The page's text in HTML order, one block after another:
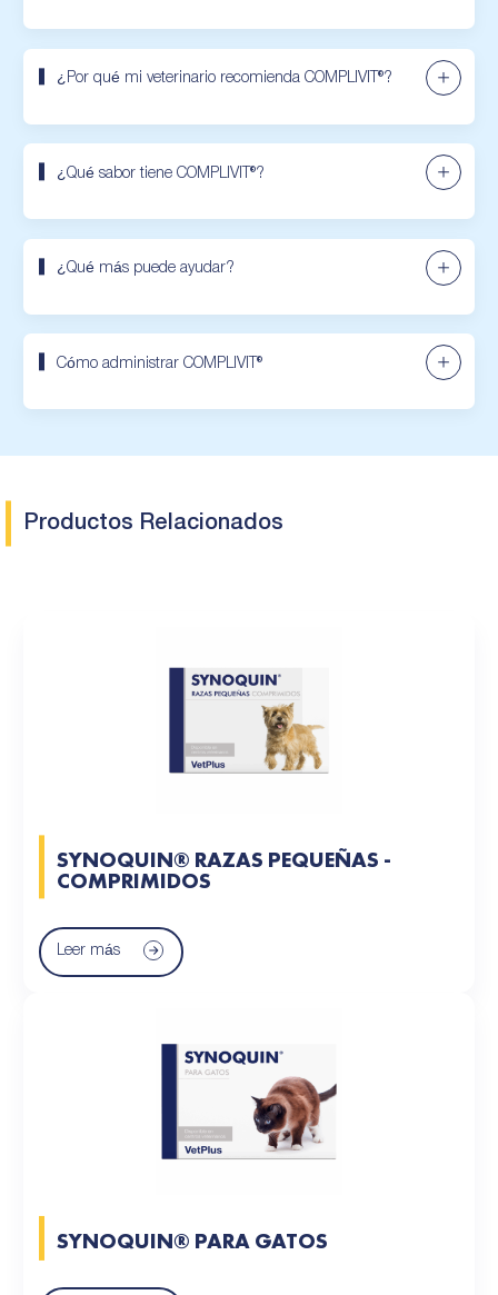
¿Por qué mi veterinario recomienda COMPLIVIT®?
¿Qué sabor tiene COMPLIVIT®?
¿Qué más puede ayudar?
Cómo administrar COMPLIVIT®
Productos Relacionados
SYNOQUIN® RAZAS PEQUEÑAS -
COMPRIMIDOS
Leer más
SYNOQUIN® PARA GATOS